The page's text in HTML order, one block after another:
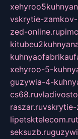
vskrytie-zamkov-
zed-online.ru
xehyroo-5-
guzywia-4-
cs68.ru
raszar.ruvskrytie-
lipetsktelecom.ru
seksuzb.ru